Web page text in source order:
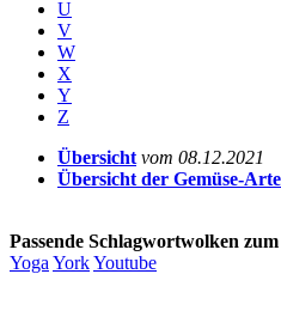
U
V
W
X
Y
Z
Übersicht vom 08.12.2021
Übersicht der Gemüse-
Passende Schlagwortwolken
Yoga YorkYoutube